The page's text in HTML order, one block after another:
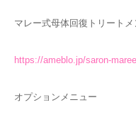
マレー式母体回復トリート
https://ameblo.jp/saron-
オプションメニュー